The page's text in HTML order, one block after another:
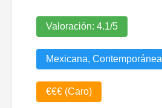
Valoración: 4.1/5
Mexicana, Contemporánea
€€€ (Caro)